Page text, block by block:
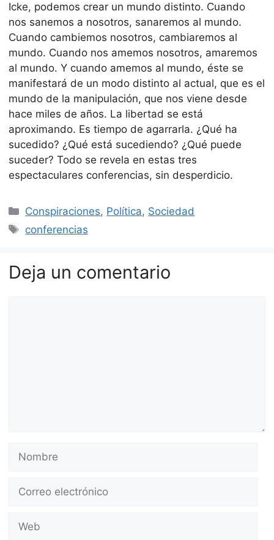
Icke, podemos crear un mundo distinto. Cuando
nos sanemos a nosotros, sanaremos al mundo.
Cuando cambiemos nosotros, cambiaremos al
mundo. Cuando nos amemos nosotros, amaremos
al mundo. Y cuando amemos al mundo, éste se
manifestará de un modo distinto al actual, que es el
mundo de la manipulación, que nos viene desde
hace miles de años. La libertad se está
aproximando. Es tiempo de agarrarla. ¿Qué ha
sucedido? ¿Qué está sucediendo? ¿Qué puede
suceder? Todo se revela en estas tres
espectaculares conferencias, sin desperdicio.
Categorías
Conspiraciones, Política, Sociedad
Etiquetas
conferencias
Deja un comentario
electrónico